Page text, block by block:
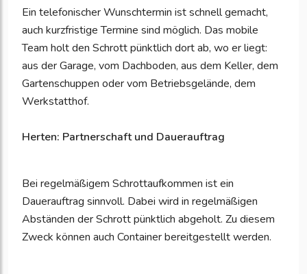
Ein telefonischer Wunschtermin ist schnell gemacht,
auch kurzfristige Termine sind möglich. Das mobile
Team holt den Schrott pünktlich dort ab, wo er liegt:
aus der Garage, vom Dachboden, aus dem Keller, dem
Gartenschuppen oder vom Betriebsgelände, dem
Werkstatthof.
Herten: Partnerschaft und Dauerauftrag
Bei regelmäßigem Schrottaufkommen ist ein
Dauerauftrag sinnvoll. Dabei wird in regelmäßigen
Abständen der Schrott pünktlich abgeholt. Zu diesem
Zweck können auch Container bereitgestellt werden.